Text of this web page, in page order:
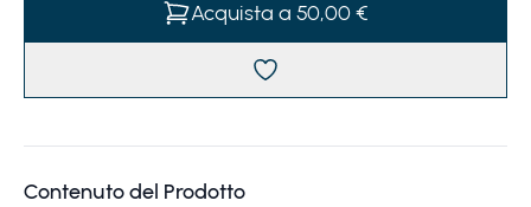
Acquista a 50,00 €
Contenuto del Prodotto